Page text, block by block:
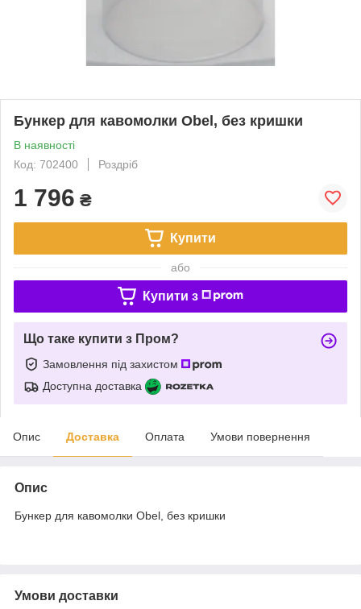
Бункер для кавомолки Obel, без кришки
В наявності
Код: 702400
Роздріб
1 796 ₴
Купити
або
Купити з
Що таке купити з Пром?
Замовлення під захистом
Доступна доставка
Опис Доставка Оплата Умови повернення
Опис
Бункер для кавомолки Obel, без кришки
Умови доставки